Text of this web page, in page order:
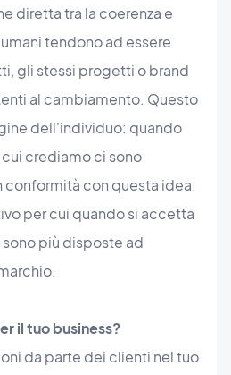
diretta tra la coerenza e
tendono ad essere
gli stessi progetti o brand
al cambiamento. Questo
dell'individuo: quando
crediamo ci sono
con questa idea.
per cui quando si accetta
più disposte ad
il tuo business?
da parte dei clienti nel tuo